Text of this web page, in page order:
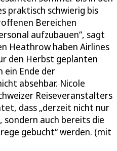
praktisch schwierig bis
Bereichen
aufzubauen“, sagt
Heathrow haben Airlines
den Herbst geplanten
ein Ende der
absehbar. Nicole
Reiseveranstalters
dass „derzeit nicht nur
auch bereits die
gebucht“ werden. (mit